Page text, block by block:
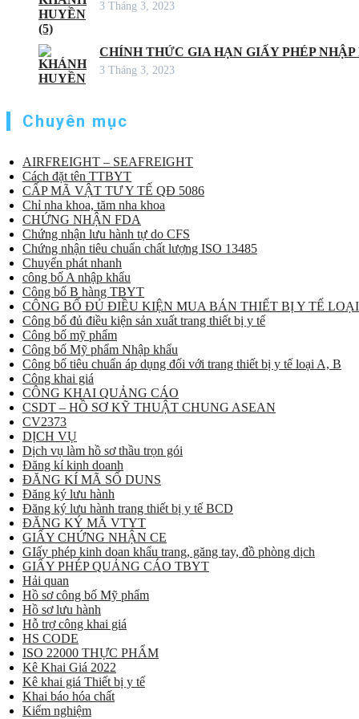
3 Tháng 3, 2023
CHÍNH THỨC GIA HẠN GIẤY PHÉP
3 Tháng 3, 2023
Chuyên mục
AIRFREIGHT – SEAFREIGHT
Cách đặt tên TTBYT
CẤP MÃ VẬT TƯ Y TẾ QĐ 5086
Chỉ nha khoa, tăm nha khoa
CHỨNG NHẬN FDA
Chứng nhận lưu hành tự do CFS
Chứng nhận tiêu chuẩn chất lượng ISO 13485
Chuyển phát nhanh
công bố A nhập khẩu
Công bố B hàng TBYT
CÔNG BỐ ĐỦ ĐIỀU KIỆN MUA BÁN THIẾT BỊ Y TẾ
Công bố đủ điều kiện sản xuất trang thiết bị y tế
Công bố mỹ phẩm
Công bố Mỹ phẩm Nhập khẩu
Công bố tiêu chuẩn áp dụng đối với trang thiết bị y tế loại A, B
Công khai giá
CÔNG KHAI QUẢNG CÁO
CSDT – HỒ SƠ KỸ THUẬT CHUNG ASEAN
CV2373
DỊCH VỤ
Dịch vụ làm hồ sơ thầu trọn gói
Đăng kí kinh doanh
ĐĂNG KÍ MÃ SỐ DUNS
Đăng ký lưu hành
Đăng ký lưu hành trang thiết bị y tế BCD
ĐĂNG KÝ MÃ VTYT
GIẤY CHỨNG NHẬN CE
GIấy phép kinh doan khẩu trang, găng tay, đồ phòng dịch
GIẤY PHÉP QUẢNG CÁO TBYT
Hải quan
Hồ sơ công bố Mỹ phẩm
Hồ sơ lưu hành
Hỗ trợ công khai giá
HS CODE
ISO 22000 THỰC PHẨM
Kê Khai Giá 2022
Kê khai giá Thiết bị y tế
Khai báo hóa chất
Kiểm nghiệm